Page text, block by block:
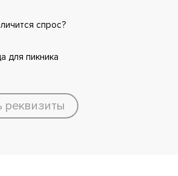
спрос?
для пикника
реквизиты